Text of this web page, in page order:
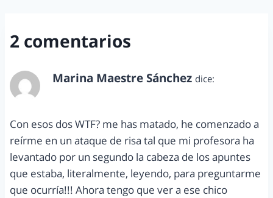
2 comentarios
Marina Maestre Sánchez dice:
Con esos dos WTF? me has matado, he comenzado a
reírme en un ataque de risa tal que mi profesora ha
levantado por un segundo la cabeza de los apuntes
que estaba, literalmente, leyendo, para preguntarme
que ocurría!!! Ahora tengo que ver a ese chico